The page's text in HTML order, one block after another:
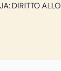
DIRITTO ALLO